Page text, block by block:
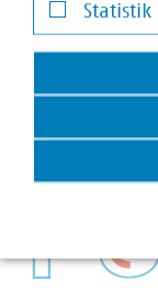
VKU-Bereiche
Statistik
Statistik